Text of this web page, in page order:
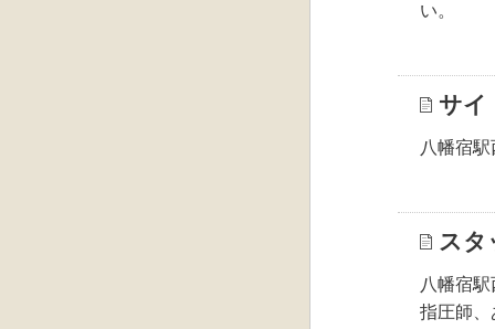
い。
サイ
八幡宿
スタ
八幡宿
指圧師、